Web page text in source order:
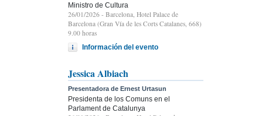
Ministro de Cultura
26/01/2026 - Barcelona, Hotel Palace de
Barcelona (Gran Vía de les Corts Catalanes, 668)
9.00 horas
Información del evento
Jessica Albiach
Presentadora de Ernest Urtasun
Presidenta de los Comuns en el
Parlament de Catalunya